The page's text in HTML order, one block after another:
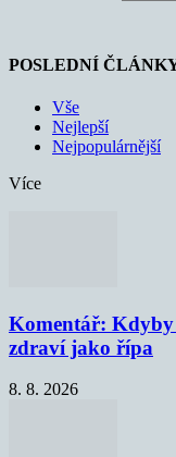
POSLEDNÍ
Vše
Nejlepší
Nejpopulárnější
Více
Komentář: Kdyby
zdraví jako řípa
8. 8. 2026